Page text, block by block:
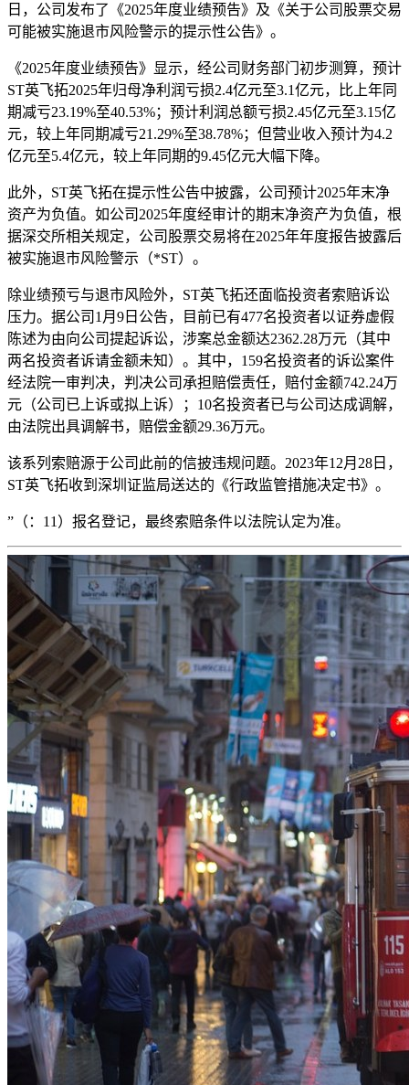
日，公司发布了《2025年度业绩预告》及《关于公司股票交易
可能被实施退市风险警示的提示性公告》。
《2025年度业绩预告》显示，经公司财务部门初步测算，预计
ST英飞拓2025年归母净利润亏损2.4亿元至3.1亿元，比上年同
期减亏23.19%至40.53%；预计利润总额亏损2.45亿元至3.15亿
元，较上年同期减亏21.29%至38.78%；但营业收入预计为4.2
亿元至5.4亿元，较上年同期的9.45亿元大幅下降。
此外，ST英飞拓在提示性公告中披露，公司预计2025年末净
资产为负值。如公司2025年度经审计的期末净资产为负值，根
据深交所相关规定，公司股票交易将在2025年年度报告披露后
被实施退市风险警示（*ST）。
除业绩预亏与退市风险外，ST英飞拓还面临投资者索赔诉讼
压力。据公司1月9日公告，目前已有477名投资者以证券虚假
陈述为由向公司提起诉讼，涉案总金额达2362.28万元（其中
两名投资者诉请金额未知）。其中，159名投资者的诉讼案件
经法院一审判决，判决公司承担赔偿责任，赔付金额742.24万
元（公司已上诉或拟上诉）；10名投资者已与公司达成调解，
由法院出具调解书，赔偿金额29.36万元。
该系列索赔源于公司此前的信披违规问题。2023年12月28日，
ST英飞拓收到深圳证监局送达的《行政监管措施决定书》。
”（：11）报名登记，最终索赔条件以法院认定为准。